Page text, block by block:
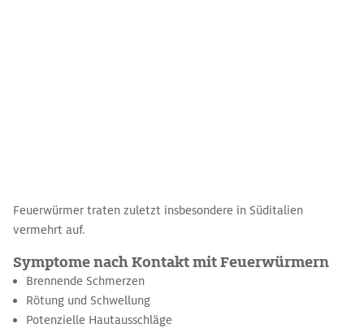
Feuerwürmer traten zuletzt insbesondere in Süditalien
vermehrt auf.
Symptome nach Kontakt mit Feuerwürmern
Brennende Schmerzen
Rötung und Schwellung
Potenzielle Hautausschläge